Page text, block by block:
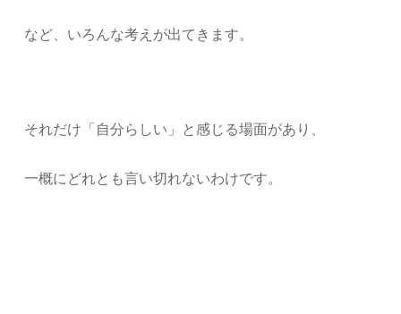
など、いろんな考えが出てきます。
それだけ「自分らしい」と感じる場面があり、
一概にどれとも言い切れないわけです。